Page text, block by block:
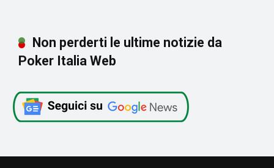
Non perderti le ultime notizie da
Poker Italia Web